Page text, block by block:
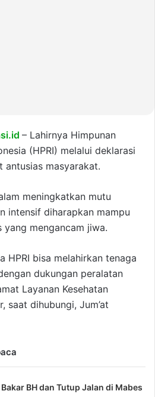
– Lahirnya Himpunan
(HPRI) melalui deklarasi
antusias masyarakat.
meningkatkan mutu
intensif diharapkan mampu
mengancam jiwa.
HPRI bisa melahirkan tenaga
dukungan peralatan
Layanan Kesehatan
saat dihubungi, Jum’at
BH dan Tutup Jalan di Mabes